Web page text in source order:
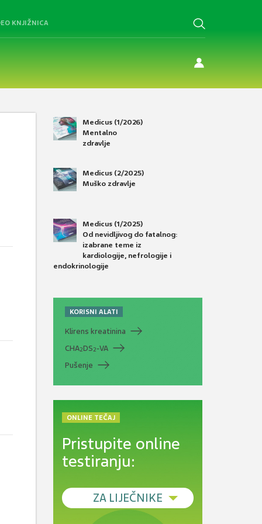
KNJIŽNICA
Medicus (1/2026)
Mentalno
zdravlje
Medicus (2/2025)
Muško zdravlje
Medicus (1/2025)
Od nevidljivog do fatalnog:
izabrane teme iz
kardiologije, nefrologije i
endokrinologije
KORISNI ALATI
Klirens kreatinina
CHA2DS2-VA
Pušenje
ONLINE TEČAJ
Pristupite online
testiranju:
ZA LIJEČNIKE